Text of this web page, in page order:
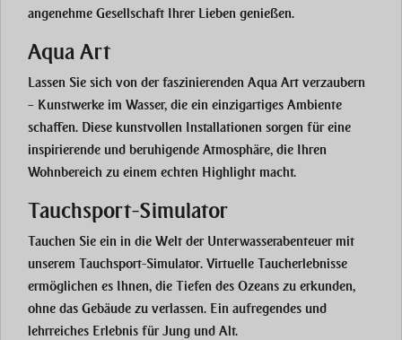
angenehme Gesellschaft Ihrer Lieben genießen.
Aqua Art
Lassen Sie sich von der faszinierenden Aqua Art verzaubern
– Kunstwerke im Wasser, die ein einzigartiges Ambiente
schaffen. Diese kunstvollen Installationen sorgen für eine
inspirierende und beruhigende Atmosphäre, die Ihren
Wohnbereich zu einem echten Highlight macht.
Tauchsport-Simulator
Tauchen Sie ein in die Welt der Unterwasserabenteuer mit
unserem Tauchsport-Simulator. Virtuelle Taucherlebnisse
ermöglichen es Ihnen, die Tiefen des Ozeans zu erkunden,
ohne das Gebäude zu verlassen. Ein aufregendes und
lehrreiches Erlebnis für Jung und Alt.